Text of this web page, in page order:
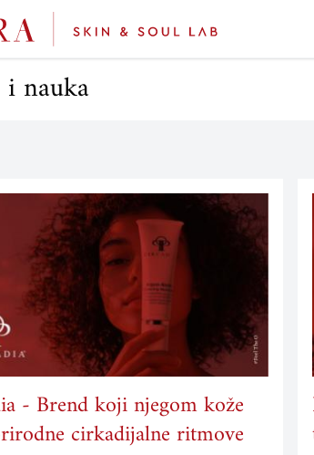
nauka
- Brend koji njegom kože
cirkadijalne ritmove